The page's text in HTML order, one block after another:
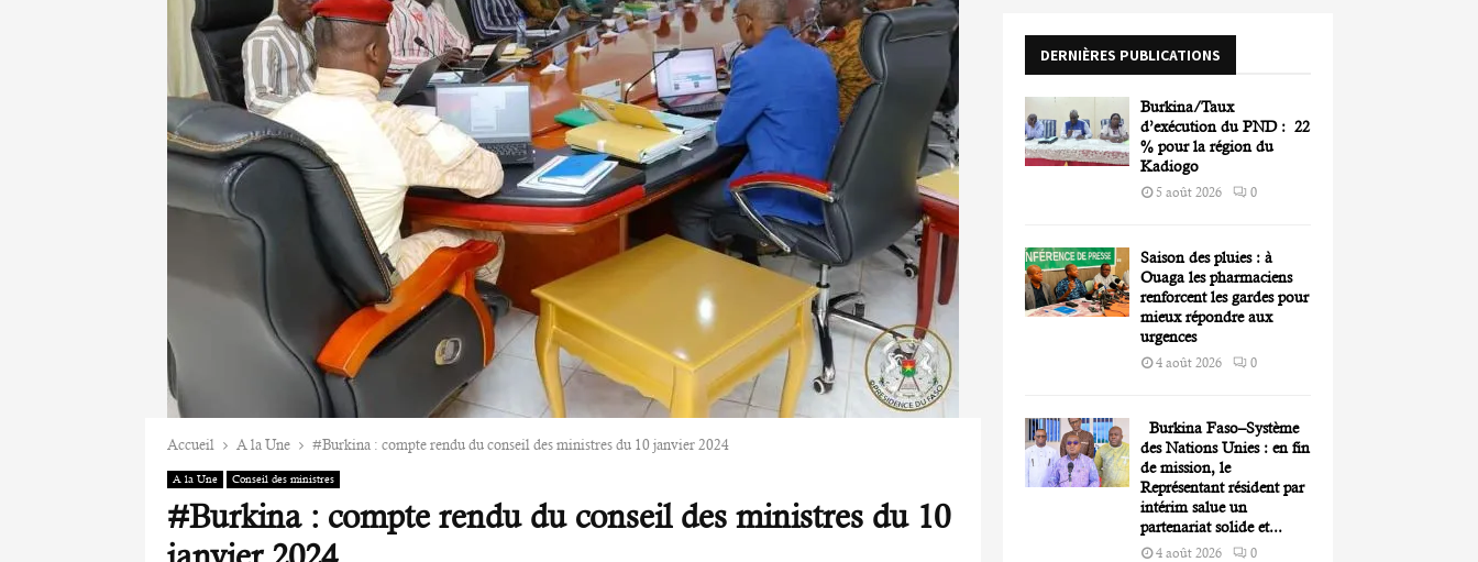
Accueil A la Une #Burkina : compte rendu du conseil des ministres du 10 janvier 2024
A la Une Conseil des ministres
#Burkina : compte rendu du conseil des ministres du 10
r
H
DERNIÈRES PUBLICATIONS
Burkina/Taux
d’exécution du PND : 22
% pour la région du
Kadiogo
5 août 2026 0
Saison des pluies : à
Ouaga les pharmaciens
renforcent les gardes pour
mieux répondre aux
urgences
4 août 2026 0
Burkina Faso–Système
des Nations Unies : en fin
de mission, le
Représentant résident par
intérim salue un
partenariat solide et...
4 août 2026 0